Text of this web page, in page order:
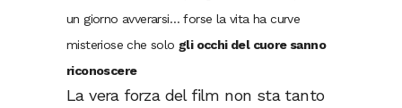
un giorno avverarsi… forse la vita ha curve
misteriose che solo gli occhi del cuore sanno
riconoscere
La vera forza del film non sta tanto